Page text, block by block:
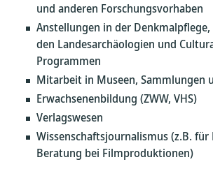
und anderen Forschungsvorhaben
Anstellungen in der
den Landesarchäologien und
Programmen
Mitarbeit in Museen, Sammlungen
Erwachsenenbildung (ZWW, VHS)
Verlagswesen
Wissenschaftsjournalismus (z.B.
Beratung bei Filmproduktionen)